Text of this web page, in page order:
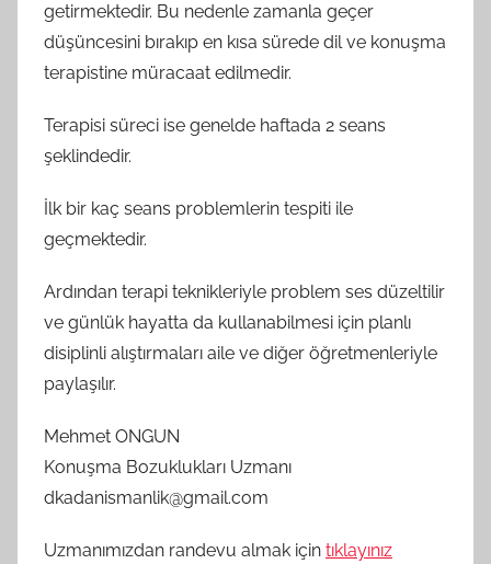
getirmektedir. Bu nedenle zamanla geçer
düşüncesini bırakıp en kısa sürede dil ve konuşma
terapistine müracaat edilmedir.
Terapisi süreci ise genelde haftada 2 seans
şeklindedir.
İlk bir kaç seans problemlerin tespiti ile
geçmektedir.
Ardından terapi teknikleriyle problem ses düzeltilir
ve günlük hayatta da kullanabilmesi için planlı
disiplinli alıştırmaları aile ve diğer öğretmenleriyle
paylaşılır.
Mehmet ONGUN
Konuşma Bozuklukları Uzmanı
dkadanismanlik@gmail.com
Uzmanımızdan randevu almak için tıklayınız